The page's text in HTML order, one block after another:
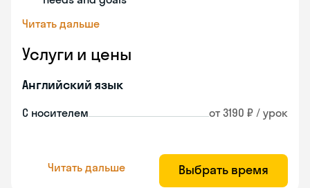
Читать дальше
Услуги и цены
Английский язык
С носителем от 3190 ₽ / урок
Читать дальше Выбрать время